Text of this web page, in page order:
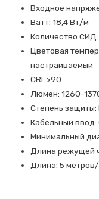
Входное
Ватт: 18,4 Вт/м
Количество СИД:
Цветовая
настраиваемый
CRI: >90
Люмен: 1260-
Степень
Кабельный
Минимальный
Длина режущей
Длина: 5